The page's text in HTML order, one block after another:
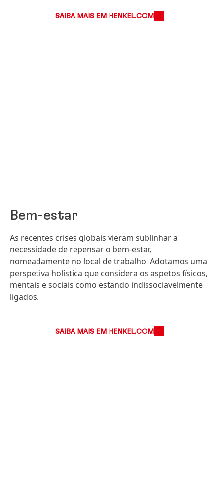
SAIBA MAIS EM HENKEL.COM
Bem-estar
As recentes crises globais vieram sublinhar a
necessidade de repensar o bem-estar,
nomeadamente no local de trabalho. Adotamos uma
perspetiva holística que considera os aspetos físicos,
mentais e sociais como estando indissociavelmente
ligados.
SAIBA MAIS EM HENKEL.COM